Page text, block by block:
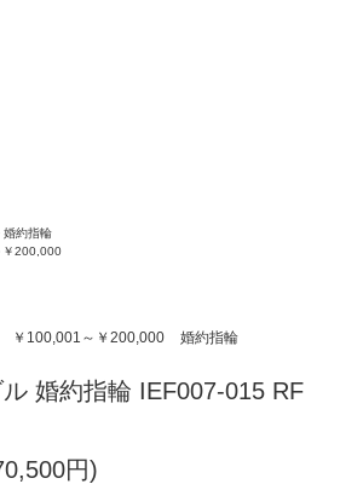
婚約指輪
￥200,000
￥100,001～￥200,000 婚約指輪
婚約指輪 IEF007-015 RF
円)